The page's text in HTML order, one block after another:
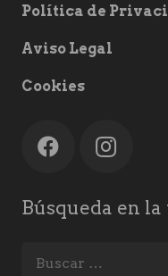
Política de
Aviso Legal
Cookies
Búsqueda en la